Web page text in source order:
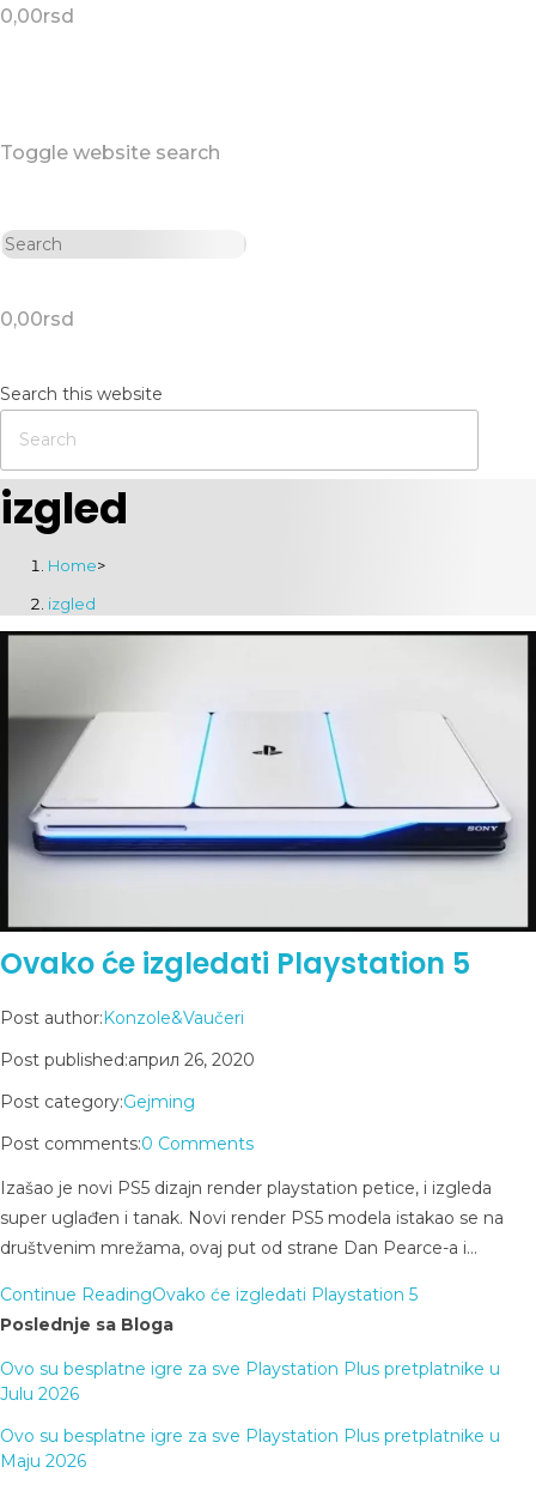
0,00rsd
Toggle website search
0,00rsd
Search this website
izgled
Home>
izgled
Ovako će izgledati Playstation 5
Post author: Konzole&Vaučeri
Post published:април 26, 2020
Post category:Gejming
Post comments:0 Comments
Izašao je novi PS5 dizajn render playstation petice, i izgleda
super uglađen i tanak. Novi render PS5 modela istakao se na
društvenim mrežama, ovaj put od strane Dan Pearce-a i…
Continue ReadingOvako će izgledati Playstation 5
Poslednje sa Bloga
Ovo su besplatne igre za sve Playstation Plus pretplatnike u
Julu 2026
Ovo su besplatne igre za sve Playstation Plus pretplatnike u
Maju 2026